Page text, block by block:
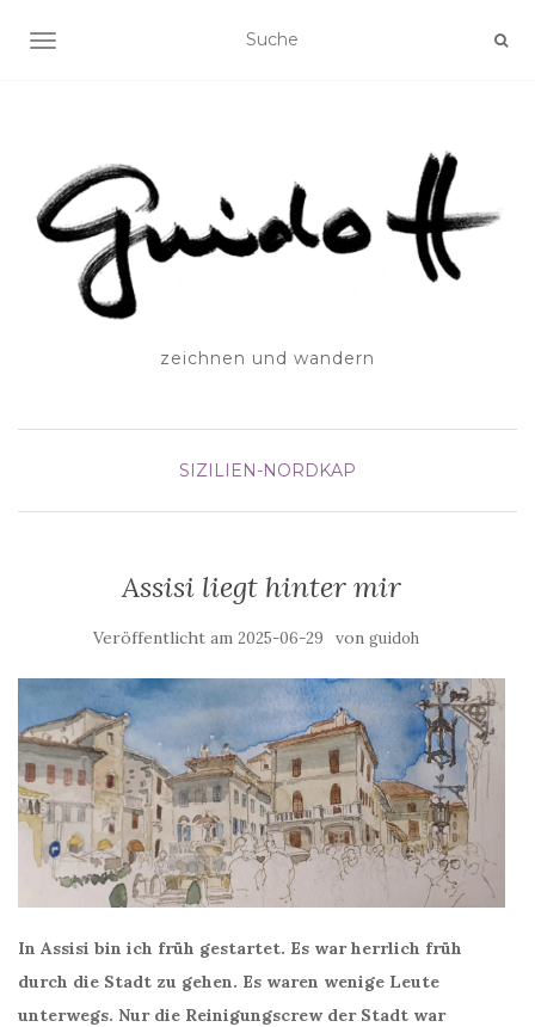
SCHALTE NAVIGATION
zeichnen und wandern
SIZILIEN-NORDKAP
Assisi liegt hinter mir
Veröffentlicht am 2025-06-29 von guidoh
In Assisi bin ich früh gestartet. Es war herrlich früh
durch die Stadt zu gehen. Es waren wenige Leute
unterwegs. Nur die Reinigungscrew der Stadt war